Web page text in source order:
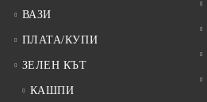
ВАЗИ
ПЛАТА/КУПИ
ЗЕЛЕН КЪТ
КАШПИ